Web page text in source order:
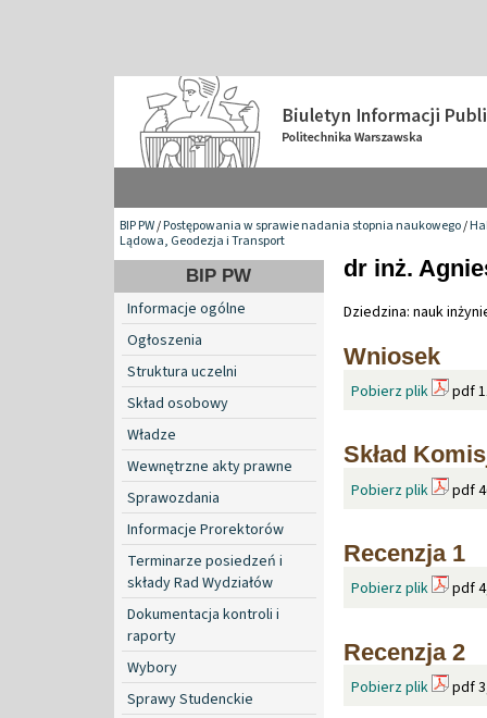
BIP PW/Postępowania w sprawie nadania stopnia naukowego/
Lądowa, Geodezja i Transport
BIP PW
Informacje ogólne
Ogłoszenia
Struktura uczelni
Skład osobowy
Władze
Wewnętrzne akty prawne
Sprawozdania
Informacje Prorektorów
Terminarze posiedzeń i
składy Rad Wydziałów
Dokumentacja kontroli i
raporty
Wybory
Sprawy Studenckie
dr inż.
Dziedzina: nauk
Wniosek
Pobierz plik pdf
Skład
Pobierz plik pdf
Recenzja 1
Pobierz plik pdf
Recenzja 2
Pobierz plik pdf